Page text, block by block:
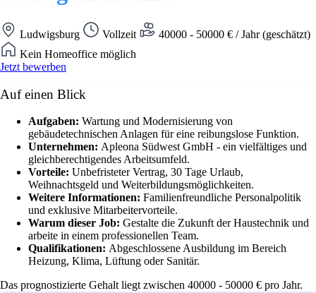
Ludwigsburg Vollzeit
40000 - 50000 € / Jahr (geschätzt)
Kein Homeoffice möglich
Jetzt bewerben
Auf einen Blick
Aufgaben: Wartung und Modernisierung von
gebäudetechnischen Anlagen für eine reibungslose Funktion.
Unternehmen: Apleona Südwest GmbH - ein vielfältiges und
gleichberechtigendes Arbeitsumfeld.
Vorteile: Unbefristeter Vertrag, 30 Tage Urlaub,
Weihnachtsgeld und Weiterbildungsmöglichkeiten.
Weitere Informationen: Familienfreundliche Personalpolitik
und exklusive Mitarbeitervorteile.
Warum dieser Job: Gestalte die Zukunft der Haustechnik und
arbeite in einem professionellen Team.
Qualifikationen: Abgeschlossene Ausbildung im Bereich
Heizung, Klima, Lüftung oder Sanitär.
Das prognostizierte Gehalt liegt zwischen 40000 - 50000 € pro Jahr.